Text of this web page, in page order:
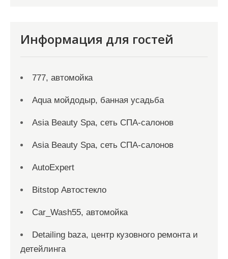
Информация для гостей
777, автомойка
Aqua мойдодыр, банная усадьба
Asia Beauty Spa, сеть СПА-салонов
Asia Beauty Spa, сеть СПА-салонов
AutoExpert
Bitstop Автостекло
Car_Wash55, автомойка
Detailing baza, центр кузовного ремонта и
детейлинга